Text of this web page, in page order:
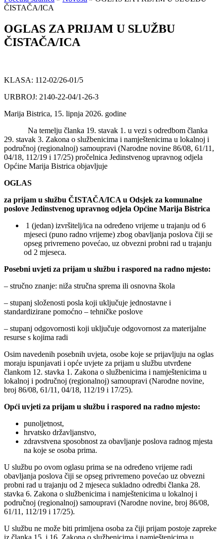
ČISTAČA/ICA
OGLAS ZA PRIJAM U SLUŽBU
ČISTAČA/ICA
KLASA: 112-02/26-01/5
URBROJ: 2140-22-04/1-26-3
Marija Bistrica, 15. lipnja 2026. godine
Na temelju članka 19. stavak 1. u vezi s odredbom članka
29. stavak 3. Zakona o službenicima i namještenicima u lokalnoj i
područnoj (regionalnoj) samoupravi (Narodne novine 86/08, 61/11,
04/18, 112/19 i 17/25) pročelnica Jedinstvenog upravnog odjela
Općine Marija Bistrica objavljuje
OGLAS
za prijam u službu ČISTAČA/ICA u Odsjek za komunalne
poslove Jedinstvenog upravnog odjela Općine Marija Bistrica
1 (jedan) izvršitelj/ica na određeno vrijeme u trajanju od 6
mjeseci (puno radno vrijeme) zbog obavljanja poslova čiji se
opseg privremeno povećao, uz obvezni probni rad u trajanju
od 2 mjeseca.
Posebni uvjeti za prijam u službu i raspored na radno mjesto:
– stručno znanje: niža stručna sprema ili osnovna škola
– stupanj složenosti posla koji uključuje jednostavne i
standardizirane pomoćno – tehničke poslove
– stupanj odgovornosti koji uključuje odgovornost za materijalne
resurse s kojima radi
Osim navedenih posebnih uvjeta, osobe koje se prijavljuju na oglas
moraju ispunjavati i opće uvjete za prijam u službu utvrđene
člankom 12. stavka 1. Zakona o službenicima i namještenicima u
lokalnoj i područnoj (regionalnoj) samoupravi (Narodne novine,
broj 86/08, 61/11, 04/18, 112/19 i 17/25).
Opći uvjeti za prijam u službu i raspored na radno mjesto:
punoljetnost,
hrvatsko državljanstvo,
zdravstvena sposobnost za obavljanje poslova radnog mjesta
na koje se osoba prima.
U službu po ovom oglasu prima se na određeno vrijeme radi
obavljanja poslova čiji se opseg privremeno povećao uz obvezni
probni rad u trajanju od 2 mjeseca sukladno odredbi članka 28.
stavka 6. Zakona o službenicima i namještenicima u lokalnoj i
područnoj (regionalnoj) samoupravi (Narodne novine, broj 86/08,
61/11, 112/19 i 17/25).
U službu ne može biti primljena osoba za čiji prijam postoje zapreke
iz članka 15. i 16. Zakona o službenicima i namještenicima u